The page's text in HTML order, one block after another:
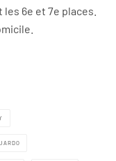
6e et 7e places.